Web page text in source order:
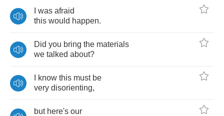
was afraid
this would happen.
Did you bring the materials
we talked about?
know this must be
very disorienting,
but here's our